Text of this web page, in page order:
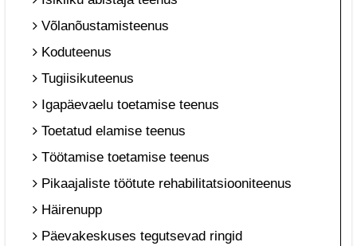
Võlanõustamisteenus
Koduteenus
Tugiisikuteenus
Igapäevaelu toetamise teenus
Toetatud elamise teenus
Töötamise toetamise teenus
Pikaajaliste töötute rehabilitatsiooniteenus
Häirenupp
Päevakeskuses tegutsevad ringid